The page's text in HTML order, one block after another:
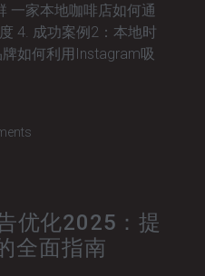
一家本地咖啡店如何通
4. 成功案例2：本地时
如何利用Instagram吸
优化2025：提
全面指南